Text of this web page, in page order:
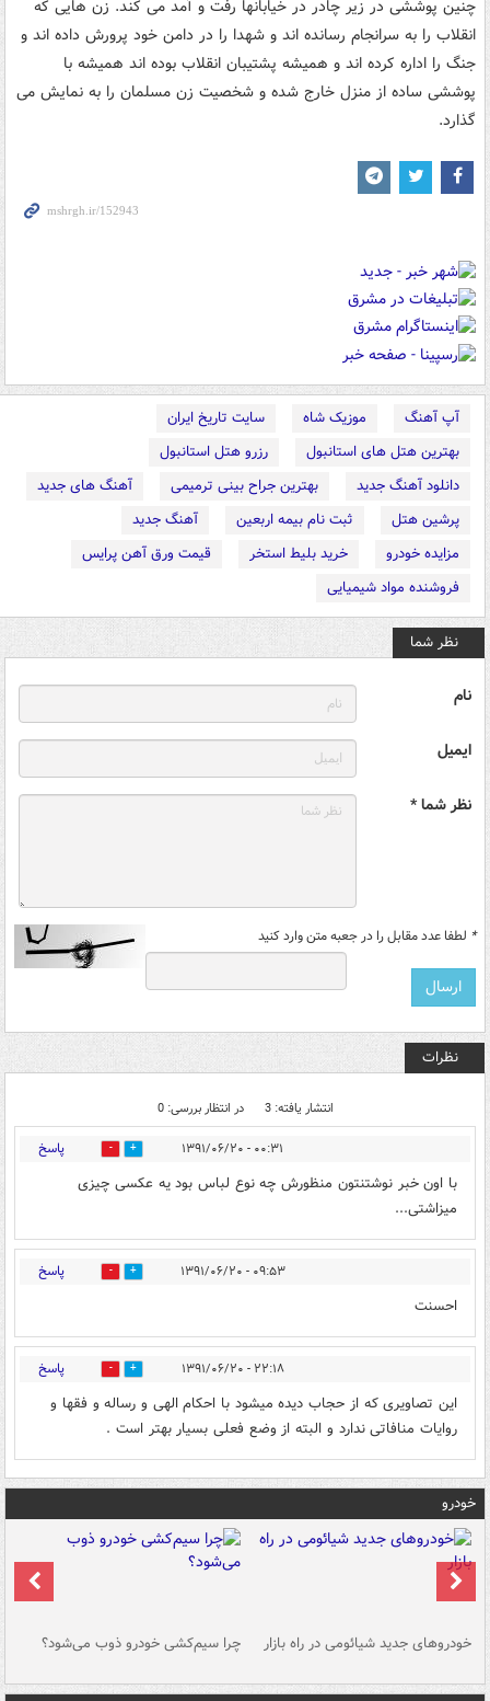
چنین پوششی در زیر چادر در خیابانها رفت و آمد می کند. زن هایی که
انقلاب را به سرانجام رسانده اند و شهدا را در دامن خود پرورش داده اند و
جنگ را اداره کرده اند و همیشه پشتیبان انقلاب بوده اند همیشه با
پوششی ساده از منزل خارج شده و شخصیت زن مسلمان را به نمایش می
گذارد.
آپ آهنگ موزیک شاه
سایت تاریخ ایران
بهترین هتل های استانبول
رزرو هتل استانبول
دانلود آهنگ جدید
بهترین جراح بینی ترمیمی
آهنگ های جدید
پرشین هتل
ثبت نام بیمه اربعین
آهنگ جدید
مزایده خودرو
خرید بلیط استخر
قیمت ورق آهن پرایس
فروشنده مواد شیمیایی
نظر شما
نام
ایمیل
نظر شما *
* لطفا عدد مقابل را در جعبه متن وارد کنید
نظرات
انتشار یافته: 3 در انتظار بررسی: 0
۰۰:۳۱ - ۱۳۹۱/۰۶/۲۰ 0 پاسخ
با اون خبر نوشتنتون منظورش چه نوع لباس بود یه عکسی چیزی
میزاشتی...
۰۹:۵۳ - ۱۳۹۱/۰۶/۲۰ 0 پاسخ
احسنت
۲۲:۱۸ - ۱۳۹۱/۰۶/۲۰ 0 پاسخ
این تصاویری که از حجاب دیده میشود با احکام الهی و رساله و فقها و
روایات منافاتی ندارد و البته از وضع فعلی بسیار بهتر است .
خودرو
خودروهای جدید شیائومی در راه بازار چرا سیم‌کشی خودرو ذوب می‌شود؟